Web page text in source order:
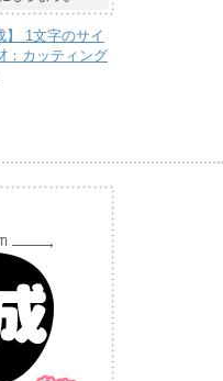
1文字のサイ
：カッティング